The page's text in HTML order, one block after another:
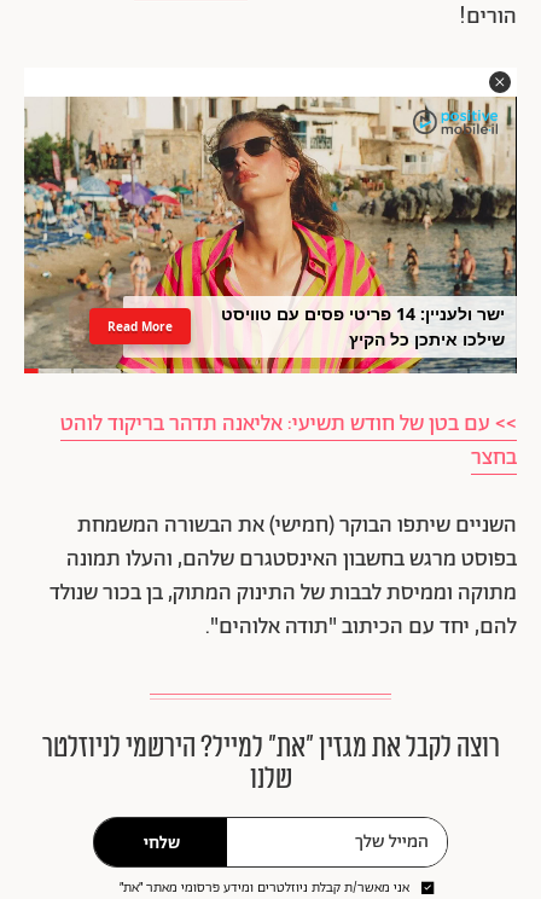
הורים!
ישר ולעניין: 14 פריטי פסים עם טוויסט
שילכו איתכן כל הקיץ
Read More
>> עם בטן של חודש תשיעי: אליאנה תדהר בריקוד לוהט
בחצר
השניים שיתפו הבוקר (חמישי) את הבשורה המשמחת
בפוסט מרגש בחשבון האינסטגרם שלהם, והעלו תמונה
מתוקה וממיסת לבבות של התינוק המתוק, בן בכור שנולד
להם, יחד עם הכיתוב "תודה אלוהים".
רוצה לקבל את מגזין ״את״ למייל? הירשמי לניוזלטר
שלנו
שלחי
אני מאשר/ת קבלת ניוזלטרים ומידע פרסומי מאתר ״את״